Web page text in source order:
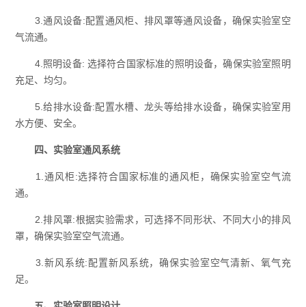
3.通风设备:配置通风柜、排风罩等通风设备，确保实验室空
气流通。
4.照明设备: 选择符合国家标准的照明设备，确保实验室照明
充足、均匀。
5.给排水设备:配置水槽、龙头等给排水设备，确保实验室用
水方便、安全。
四、实验室通风系统
1.通风柜:选择符合国家标准的通风柜，确保实验室空气流
通。
2.排风罩:根据实验需求，可选择不同形状、不同大小的排风
罩，确保实验室空气流通。
3.新风系统:配置新风系统，确保实验室空气清新、氧气充
足。